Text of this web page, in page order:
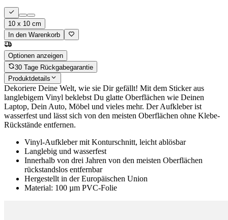
10 x 10 cm
In den Warenkorb
Optionen anzeigen
30 Tage Rückgabegarantie
Produktdetails
Dekoriere Deine Welt, wie sie Dir gefällt! Mit dem Sticker aus
langlebigem Vinyl beklebst Du glatte Oberflächen wie Deinen
Laptop, Dein Auto, Möbel und vieles mehr. Der Aufkleber ist
wasserfest und lässt sich von den meisten Oberflächen ohne Klebe-
Rückstände entfernen.
Vinyl-Aufkleber mit Konturschnitt, leicht ablösbar
Langlebig und wasserfest
Innerhalb von drei Jahren von den meisten Oberflächen
rückstandslos entfernbar
Hergestellt in der Europäischen Union
Material: 100 µm PVC-Folie